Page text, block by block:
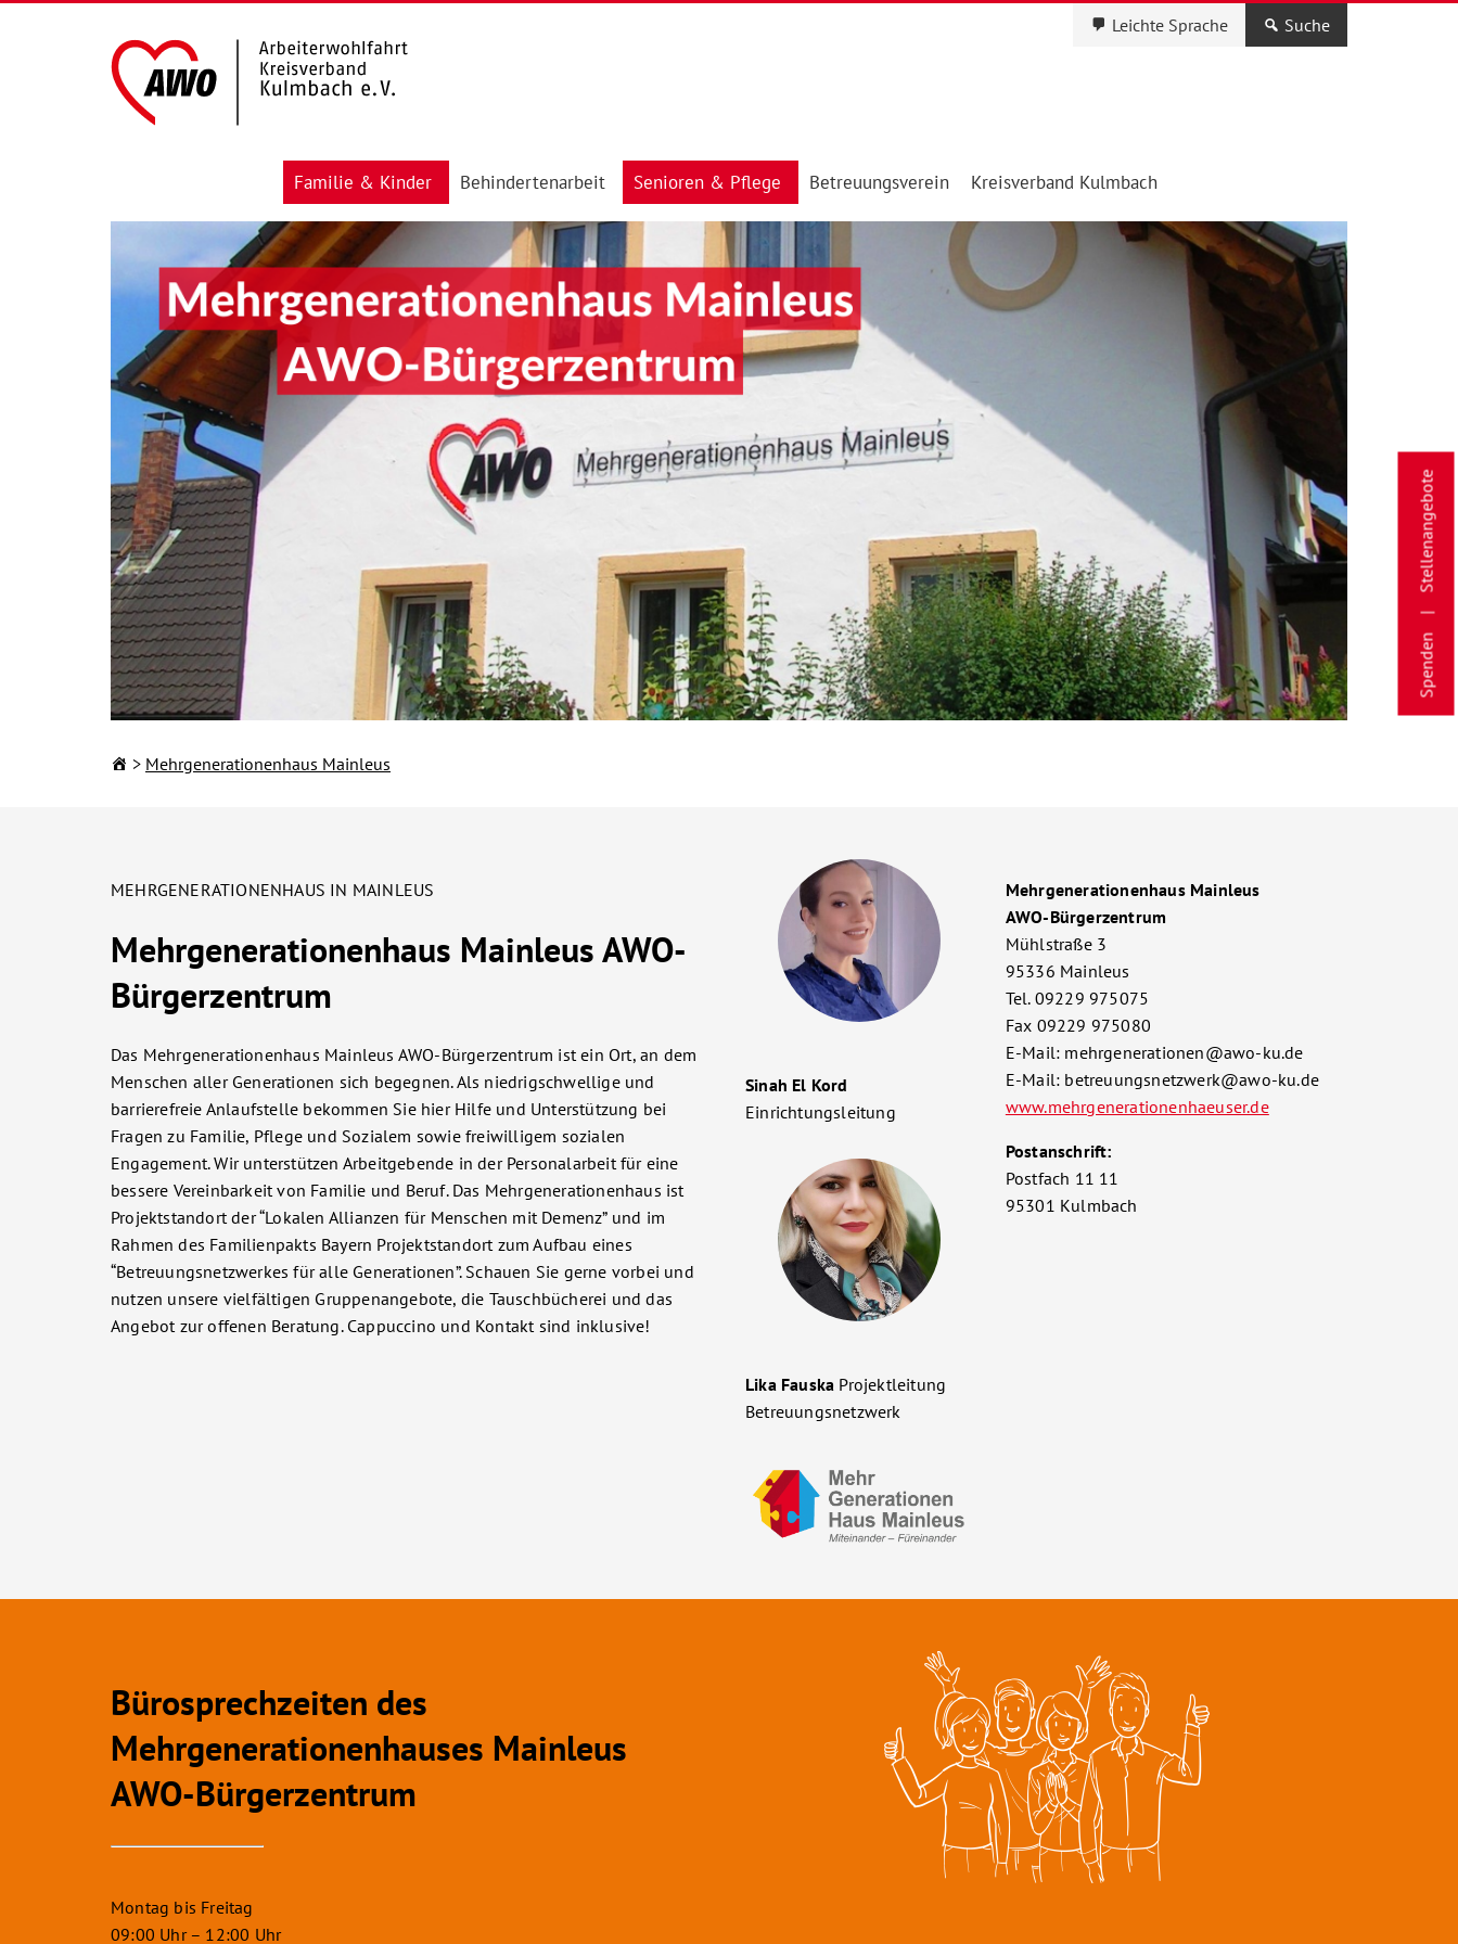
Leichte Sprache Suche
Familie & Kinder Behindertenarbeit Senioren & Pflege Betreuungsverein Kreisverband Kulmbach
Ihre Kita in Stadt und
Mehrgenerationenhaus Mainleus
MEHRGENERATIONENHAUS IN MAINLEUS
Mehrgenerationenhaus Mainleus AWO-
Bürgerzentrum
Das Mehrgenerationenhaus Mainleus AWO-Bürgerzentrum ist ein Ort, an dem
Menschen aller Generationen sich begegnen. Als niedrigschwellige und
barrierefreie Anlaufstelle bekommen Sie hier Hilfe und Unterstützung bei
Fragen zu Familie, Pflege und Sozialem sowie freiwilligem sozialen
Engagement. Wir unterstützen Arbeitgebende in der Personalarbeit für eine
bessere Vereinbarkeit von Familie und Beruf. Das Mehrgenerationenhaus ist
Projektstandort der “Lokalen Allianzen für Menschen mit Demenz” und im
Rahmen des Familienpakts Bayern Projektstandort zum Aufbau eines
“Betreuungsnetzwerkes für alle Generationen”. Schauen Sie gerne vorbei und
nutzen unsere vielfältigen Gruppenangebote, die Tauschbücherei und das
Angebot zur offenen Beratung. Cappuccino und Kontakt sind inklusive!
Sinah El Kord
Einrichtungsleitung
Lika Fauska Projektleitung
Betreuungsnetzwerk
Mehrgenerationenhaus Mainleus
AWO-Bürgerzentrum
Mühlstraße 3
95336 Mainleus
Tel. 09229 975075
Fax 09229 975080
E-Mail: mehrgenerationen@awo-ku.de
E-Mail: betreuungsnetzwerk@awo-ku.de
www.mehrgenerationenhaeuser.de
Postanschrift:
Postfach 11 11
95301 Kulmbach
Bürosprechzeiten des
Mehrgenerationenhauses Mainleus
AWO-Bürgerzentrum
Montag bis Freitag
09:00 Uhr – 12:00 Uhr
Spenden
Stellenangebote